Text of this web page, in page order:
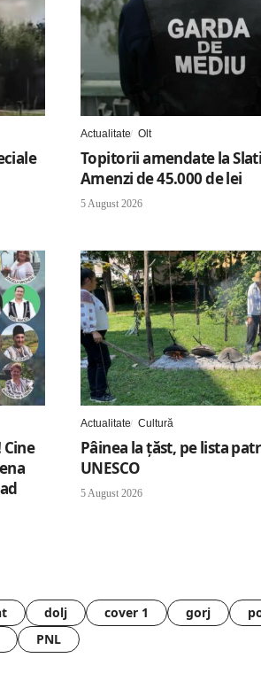
Actualitate Olt
Topitorii amendate la
Amenzi de 45.000 de lei
5 August 2026
Actualitate Cultură
Pâinea la țăst, pe lista
UNESCO
5 August 2026
dolj cover 1 gorj
PNL